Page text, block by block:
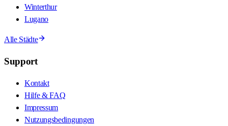
Winterthur
Lugano
Alle Städte
Support
Kontakt
Hilfe & FAQ
Impressum
Nutzungsbedingungen